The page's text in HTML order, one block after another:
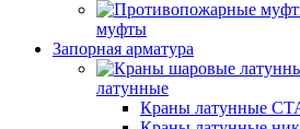
муфты
Запорная арматура
латунные
Краны латунные